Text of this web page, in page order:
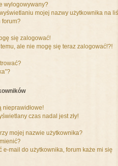
wylogowywany?
mojej nazwy użytkownika na
forum?
się zalogować!
ale nie mogę się teraz zalogować!?!
nieprawidłowe!
czas nadal jest zły!
mojej nazwie użytkownika?
e-mail do użytkownika, forum każe mi się